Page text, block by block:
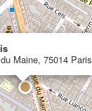
Maine, 75014 Paris